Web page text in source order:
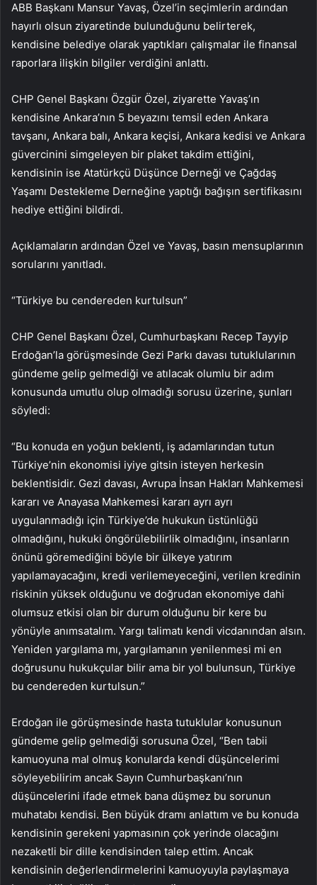
ABB Başkanı Mansur Yavaş, Özel’in seçimlerin ardından
hayırlı olsun ziyaretinde bulunduğunu belirterek,
kendisine belediye olarak yaptıkları çalışmalar ile finansal
raporlara ilişkin bilgiler verdiğini anlattı.
CHP Genel Başkanı Özgür Özel, ziyarette Yavaş’ın
kendisine Ankara’nın 5 beyazını temsil eden Ankara
tavşanı, Ankara balı, Ankara keçisi, Ankara kedisi ve Ankara
güvercinini simgeleyen bir plaket takdim ettiğini,
kendisinin ise Atatürkçü Düşünce Derneği ve Çağdaş
Yaşamı Destekleme Derneğine yaptığı bağışın sertifikasını
hediye ettiğini bildirdi.
Açıklamaların ardından Özel ve Yavaş, basın mensuplarının
sorularını yanıtladı.
“Türkiye bu cendereden kurtulsun”
CHP Genel Başkanı Özel, Cumhurbaşkanı Recep Tayyip
Erdoğan’la görüşmesinde Gezi Parkı davası tutuklularının
gündeme gelip gelmediği ve atılacak olumlu bir adım
konusunda umutlu olup olmadığı sorusu üzerine, şunları
söyledi:
“Bu konuda en yoğun beklenti, iş adamlarından tutun
Türkiye’nin ekonomisi iyiye gitsin isteyen herkesin
beklentisidir. Gezi davası, Avrupa İnsan Hakları Mahkemesi
kararı ve Anayasa Mahkemesi kararı ayrı ayrı
uygulanmadığı için Türkiye’de hukukun üstünlüğü
olmadığını, hukuki öngörülebilirlik olmadığını, insanların
önünü göremediğini böyle bir ülkeye yatırım
yapılamayacağını, kredi verilemeyeceğini, verilen kredinin
riskinin yüksek olduğunu ve doğrudan ekonomiye dahi
olumsuz etkisi olan bir durum olduğunu bir kere bu
yönüyle anımsatalım. Yargı talimatı kendi vicdanından alsın.
Yeniden yargılama mı, yargılamanın yenilenmesi mi en
doğrusunu hukukçular bilir ama bir yol bulunsun, Türkiye
bu cendereden kurtulsun.”
Erdoğan ile görüşmesinde hasta tutuklular konusunun
gündeme gelip gelmediği sorusuna Özel, “Ben tabii
kamuoyuna mal olmuş konularda kendi düşüncelerimi
söyleyebilirim ancak Sayın Cumhurbaşkanı’nın
düşüncelerini ifade etmek bana düşmez bu sorunun
muhatabı kendisi. Ben büyük dramı anlattım ve bu konuda
kendisinin gerekeni yapmasının çok yerinde olacağını
nezaketli bir dille kendisinden talep ettim. Ancak
kendisinin değerlendirmelerini kamuoyuyla paylaşmaya